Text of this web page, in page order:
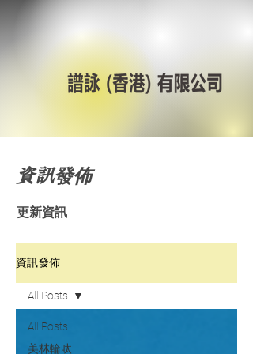
資訊發佈
更新資訊
資訊發佈
All Posts
美林輪呔
All Posts